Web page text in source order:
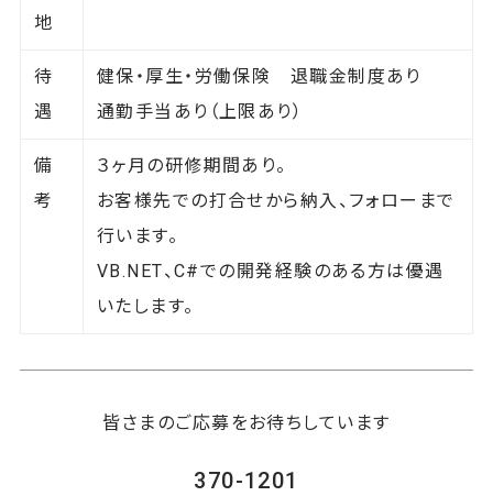
地
待
遇
健保・厚生・労働保険 退職金制度あり
通勤手当あり（上限あり）
備
考
３ヶ月の研修期間あり。
お客様先での打合せから納入、フォローまで
行います。
VB.NET、C#での開発経験のある方は優遇
いたします。
皆さまのご応募をお待ちしています
370-1201